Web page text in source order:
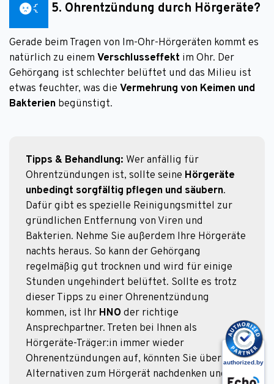
5. Ohrentzündung durch Hörgeräte?
Gerade beim Tragen von Im-Ohr-Hörgeräten kommt es
natürlich zu einem Verschlusseffekt im Ohr. Der
Gehörgang ist schlechter belüftet und das Milieu ist
etwas feuchter, was die Vermehrung von Keimen und
Bakterien begünstigt.
Tipps & Behandlung: Wer anfällig für
Ohrentzündungen ist, sollte seine Hörgeräte
unbedingt sorgfältig pflegen und säubern.
Dafür gibt es spezielle Reinigungsmittel zur
gründlichen Entfernung von Viren und
Bakterien. Nehme Sie außerdem Ihre Hörgeräte
nachts heraus. So kann der Gehörgang
regelmäßig gut trocknen und wird für einige
Stunden ungehindert belüftet. Sollte es trotz
dieser Tipps zu einer Ohrenentzündung
kommen, ist Ihr HNO der richtige
Ansprechpartner. Treten bei Ihnen als
Hörgeräte-Träger:in immer wieder
Ohrenentzündungen auf, könnten Sie über
Alternativen zum Hörgerät nachdenken und z.